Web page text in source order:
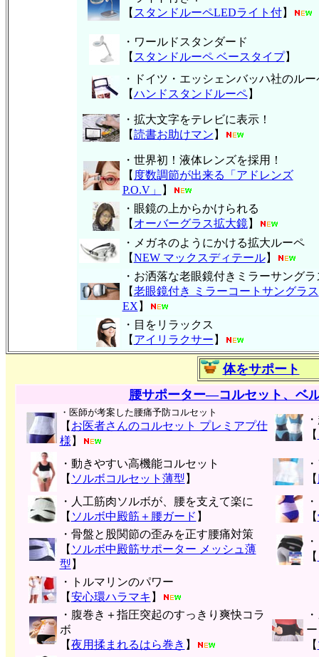
【 スタンドルーペLEDライト付】
・ワールドスタンダード
【 スタンドルーペ ベースタイプ】
・ドイツ・エッシェンバッハ社のルー
【ハンド スタンドルーペ】
・拡大文字をテレビに表示！
【読書お助けマン 】
・世界初！液体レンズを採用！
【 度数調節が出来る「アドレンズ
P.O.V」
】
・眼鏡の上からかけられる
【 オーバーグラス拡大鏡】
・メガネのようにかける拡大ルーペ
【NEW マックスディテール】
・お洒落な老眼鏡付きミラーサングラ
【老眼鏡付き ミラーコートサングラス
EX 】
・目をリラックス
【 アイリラクサー 】
体をサポート
腰サポーター―コルセット、ベ
・医師が考案した腰痛予防コルセット
【 お医者さんのコルセット プレミアプ仕
様 】
【
・動きやすい高機能コルセット
【 ソルボコルセット薄型 】
【
・人工筋肉ソルボが、腰を支えて楽に
【 ソルボ中殿筋＋腰ガード 】
【
・骨盤と股関節の歪みを正す腰痛対策
【 ソルボ中殿筋サポーター メッシュ薄
型 】
【
・トルマリンのパワー
【安心環ハラマキ 】
・腹巻き＋指圧突起のすっきり爽快コラ
ボ
【夜用揉まれるはら巻き 】
ー
【